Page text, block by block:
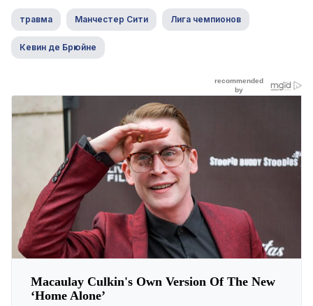
травма Манчестер Сити Лига чемпионов
Кевин де Брюйне